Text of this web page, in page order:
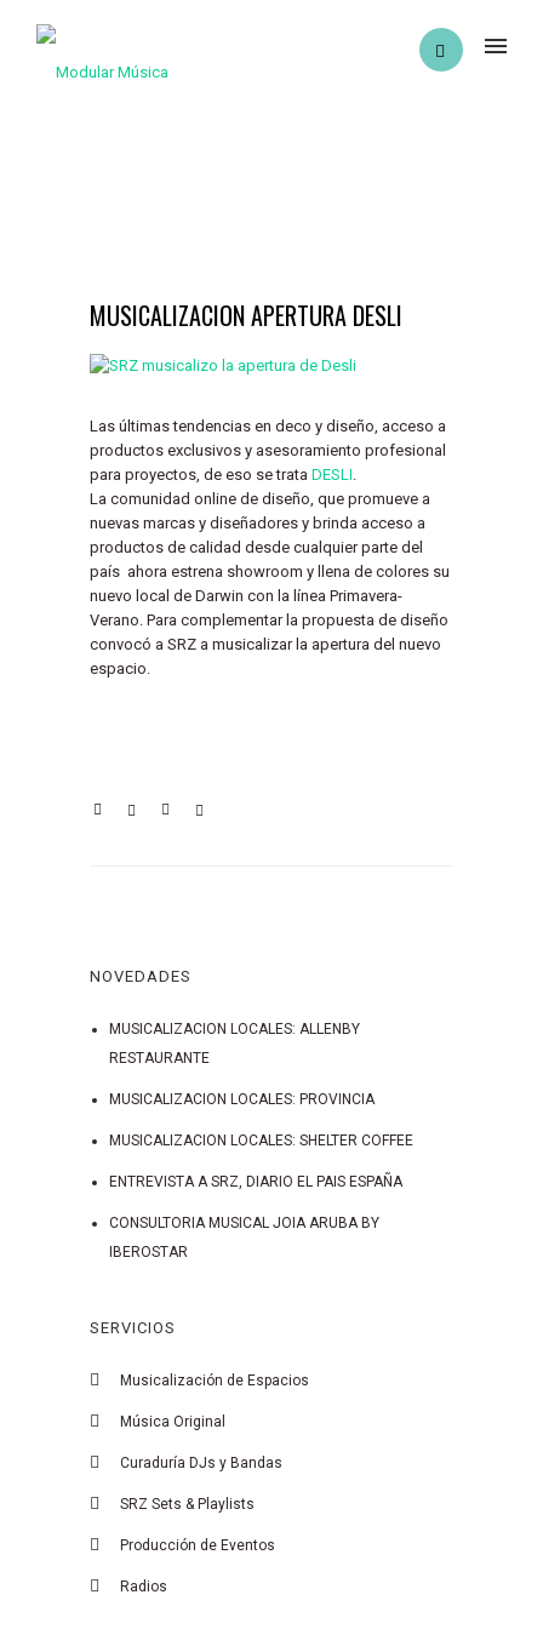
MUSICALIZACION APERTURA DESLI
Las últimas tendencias en deco y diseño, acceso a
productos exclusivos y asesoramiento profesional
para proyectos, de eso se trata DESLI.
La comunidad online de diseño, que promueve a
nuevas marcas y diseñadores y brinda acceso a
productos de calidad desde cualquier parte del
país ahora estrena showroom y llena de colores su
nuevo local de Darwin con la línea Primavera-
Verano. Para complementar la propuesta de diseño
convocó a SRZ a musicalizar la apertura del nuevo
espacio.
NOVEDADES
MUSICALIZACION LOCALES: ALLENBY
RESTAURANTE
MUSICALIZACION LOCALES: PROVINCIA
MUSICALIZACION LOCALES: SHELTER COFFEE
ENTREVISTA A SRZ, DIARIO EL PAIS ESPAÑA
CONSULTORIA MUSICAL JOIA ARUBA BY
IBEROSTAR
SERVICIOS
Musicalización de Espacios
Música Original
Curaduría DJs y Bandas
SRZ Sets & Playlists
Producción de Eventos
Radios